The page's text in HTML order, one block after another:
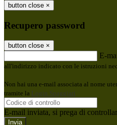
button close ×
Recupero password
button close ×
E-
all'indirizzo indicato con le istruzioni
Non hai una e-mail associata al nome
tramite la Login Spaggiari
E-mail inviata, si prega di